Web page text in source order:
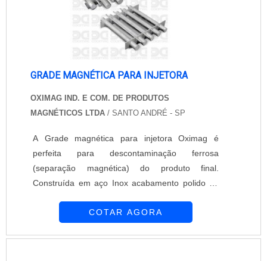
GRADE MAGNÉTICA PARA INJETORA
OXIMAG IND. E COM. DE PRODUTOS
MAGNÉTICOS LTDA / SANTO ANDRÉ - SP
A Grade magnética para injetora Oximag é
perfeita para descontaminação ferrosa
(separação magnética) do produto final.
Construída em aço Inox acabamento polido ou
ferrosas direto no fluxo de transição (processo
COTAR AGORA